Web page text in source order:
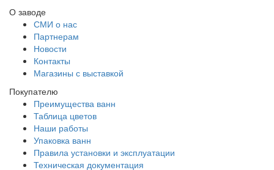
О заводе
СМИ о нас
Партнерам
Новости
Контакты
Магазины с выставкой
Покупателю
Преимущества ванн
Таблица цветов
Наши работы
Упаковка ванн
Правила установки и эксплуатации
Техническая документация